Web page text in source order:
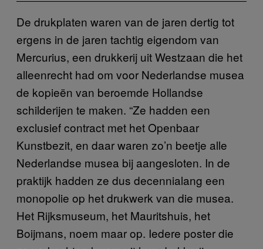
De drukplaten waren van de jaren dertig tot
ergens in de jaren tachtig eigendom van
Mercurius, een drukkerij uit Westzaan die het
alleenrecht had om voor Nederlandse musea
de kopieën van beroemde Hollandse
schilderijen te maken. “Ze hadden een
exclusief contract met het Openbaar
Kunstbezit, en daar waren zo’n beetje alle
Nederlandse musea bij aangesloten. In de
praktijk hadden ze dus decennialang een
monopolie op het drukwerk van die musea.
Het Rijksmuseum, het Mauritshuis, het
Boijmans, noem maar op. Iedere poster die